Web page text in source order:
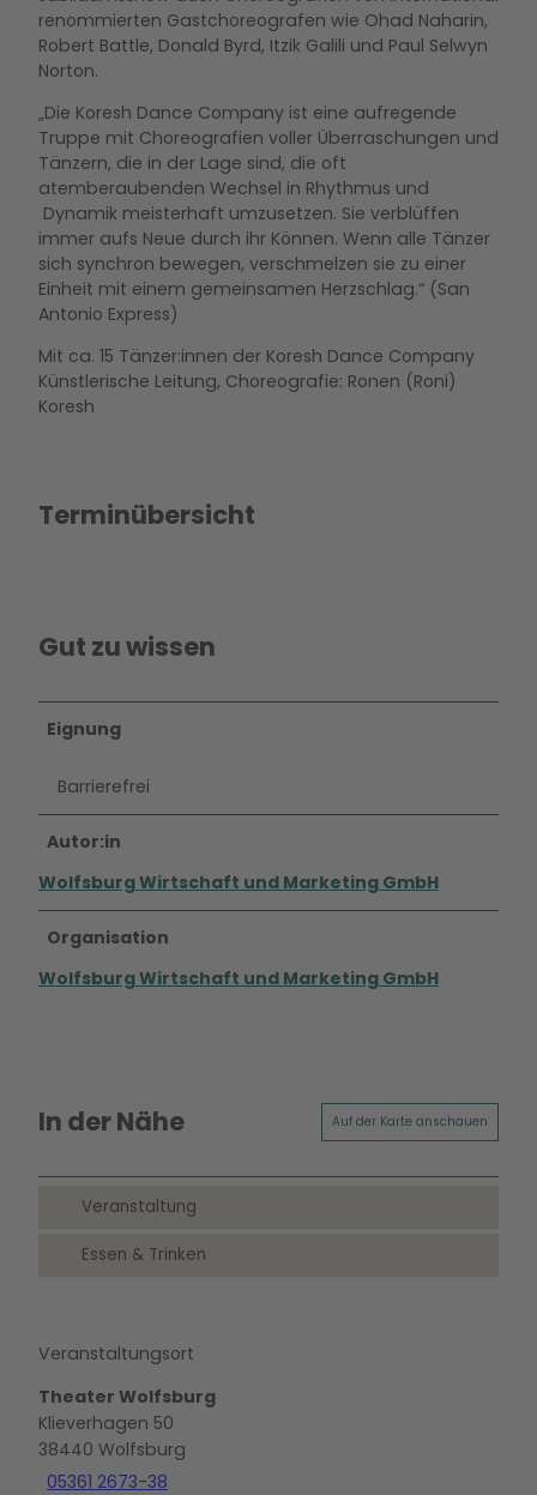
renommierten Gastchoreografen wie Ohad Naharin,
Robert Battle, Donald Byrd, Itzik Galili und Paul Selwyn
Norton.
„Die Koresh Dance Company ist eine aufregende
Truppe mit Choreografien voller Überraschungen und
Tänzern, die in der Lage sind, die oft
atemberaubenden Wechsel in Rhythmus und
Dynamik meisterhaft umzusetzen. Sie verblüffen
immer aufs Neue durch ihr Können. Wenn alle Tänzer
sich synchron bewegen, verschmelzen sie zu einer
Einheit mit einem gemeinsamen Herzschlag.“ (San
Antonio Express)
Mit ca. 15 Tänzer:innen der Koresh Dance Company
Künstlerische Leitung, Choreografie: Ronen (Roni)
Koresh
Terminübersicht
Gut zu wissen
Eignung
Barrierefrei
Autor:in
Wolfsburg Wirtschaft und Marketing GmbH
Organisation
Wolfsburg Wirtschaft und Marketing GmbH
In der Nähe Auf der Karte anschauen
Veranstaltung
Essen & Trinken
Veranstaltungsort
Theater Wolfsburg
Klieverhagen 50
38440 Wolfsburg
05361 2673-38